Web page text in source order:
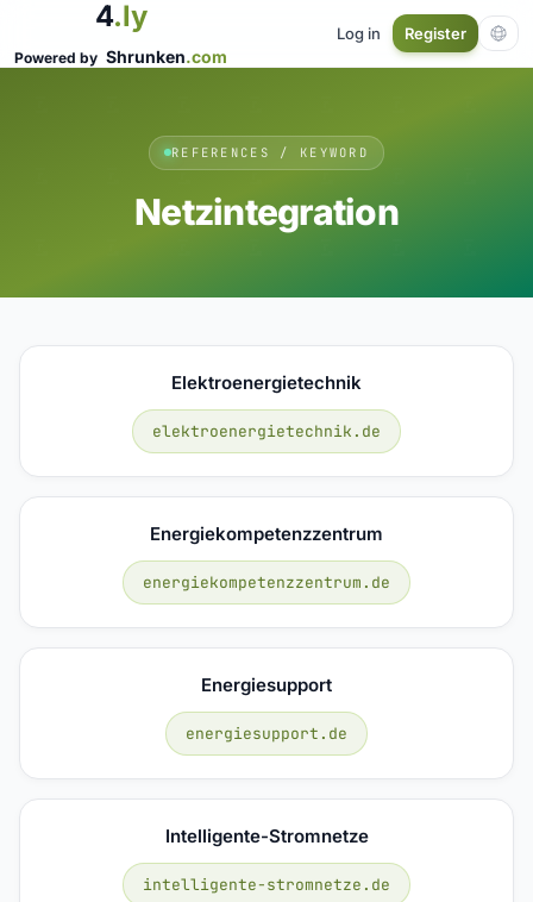
4.ly
Powered by Shrunken.com
Log in Register
REFERENCES / KEYWORD
Netzintegration
Elektroenergietechnik
elektroenergietechnik.de
Energiekompetenzzentrum
energiekompetenzzentrum.de
Energiesupport
energiesupport.de
Intelligente-Stromnetze
intelligente-stromnetze.de